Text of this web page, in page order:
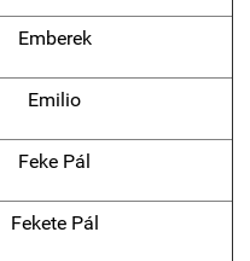
Emberek
Emilio
Feke Pál
Fekete Pál